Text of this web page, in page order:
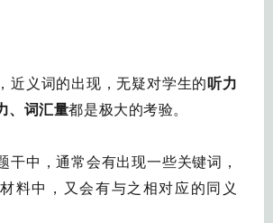
近义词的出现，无疑对学生的 听力
、词汇量都是极大的考验。
干中，通常会有出现一些关键词，
料中，又会有与之相对应的同义